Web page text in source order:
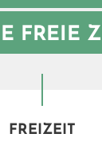
FREIE
FREIZEIT